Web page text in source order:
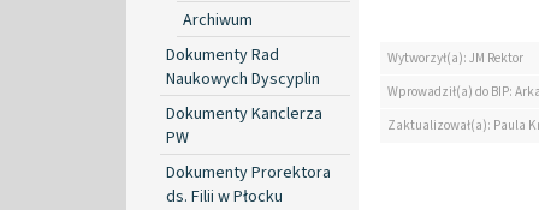
Archiwum
Dokumenty Rad
Naukowych Dyscyplin
Dokumenty Kanclerza
PW
Dokumenty Prorektora
ds. Filii w Płocku
Wytworzył(a): JM Rektor
Wprowadził(a) do BIP:
Zaktualizował(a): Paula